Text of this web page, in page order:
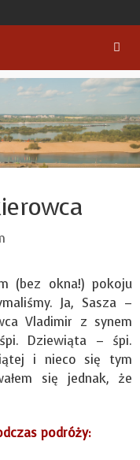
okna!) pokoju
Ja, Sasza –
Vladimir z synem
Dziewiąta – śpi.
i nieco się tym
się jednak, że
podróży: